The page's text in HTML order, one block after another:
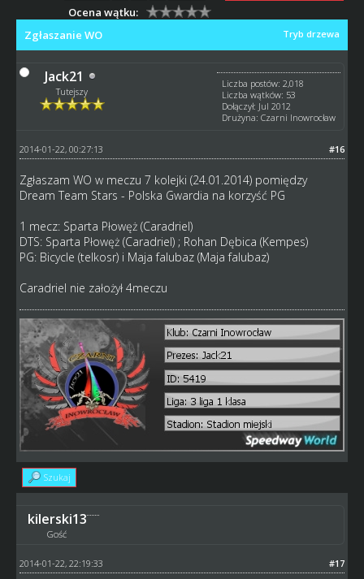
Ocena wątku:
Tryb drzewa
Zgłaszanie WO
Jack21
Tutejszy
Liczba postów: 2,018
Liczba wątków: 53
Dołączył: Jul 2012
Drużyna: Czarni Inowrocław
#16
2014-01-22, 00:27:13
Zgłaszam WO w meczu 7 kolejki (24.01.2014) pomiędzy
Dream Team Stars - Polska Gwardia na korzyść PG
1 mecz: Sparta Płowęż (Caradriel)
DTS: Sparta Płowęż (Caradriel) ; Rohan Dębica (Kempes)
PG: Bicycle (telkosr) i Maja falubaz (Maja falubaz)
Caradriel nie założył 4meczu
Szukaj
kilerski13
Gość
#17
2014-01-22, 22:19:33